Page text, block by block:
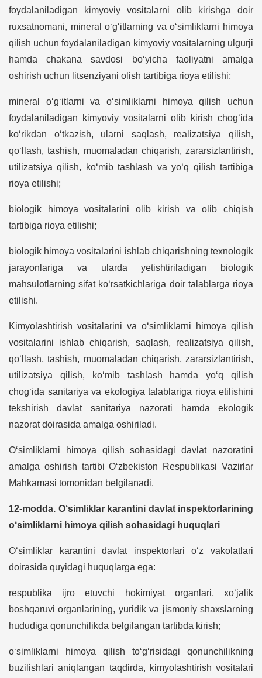
foydalaniladigan kimyoviy vositalarni olib kirishga doir
ruxsatnomani, mineral o‘g‘itlarning va o‘simliklarni himoya
qilish uchun foydalaniladigan kimyoviy vositalarning ulgurji
hamda chakana savdosi bo‘yicha faoliyatni amalga
oshirish uchun litsenziyani olish tartibiga rioya etilishi;
mineral o‘g‘itlarni va o‘simliklarni himoya qilish uchun
foydalaniladigan kimyoviy vositalarni olib kirish chog‘ida
ko‘rikdan o‘tkazish, ularni saqlash, realizatsiya qilish,
qo‘llash, tashish, muomaladan chiqarish, zararsizlantirish,
utilizatsiya qilish, ko‘mib tashlash va yo‘q qilish tartibiga
rioya etilishi;
biologik himoya vositalarini olib kirish va olib chiqish
tartibiga rioya etilishi;
biologik himoya vositalarini ishlab chiqarishning texnologik
jarayonlariga va ularda yetishtiriladigan biologik
mahsulotlarning sifat ko‘rsatkichlariga doir talablarga rioya
etilishi.
Kimyolashtirish vositalarini va o‘simliklarni himoya qilish
vositalarini ishlab chiqarish, saqlash, realizatsiya qilish,
qo‘llash, tashish, muomaladan chiqarish, zararsizlantirish,
utilizatsiya qilish, ko‘mib tashlash hamda yo‘q qilish
chog‘ida sanitariya va ekologiya talablariga rioya etilishini
tekshirish davlat sanitariya nazorati hamda ekologik
nazorat doirasida amalga oshiriladi.
O‘simliklarni himoya qilish sohasidagi davlat nazoratini
amalga oshirish tartibi O‘zbekiston Respublikasi Vazirlar
Mahkamasi tomonidan belgilanadi.
12-modda. O‘simliklar karantini davlat inspektorlarining
o‘simliklarni himoya qilish sohasidagi huquqlari
O‘simliklar karantini davlat inspektorlari o‘z vakolatlari
doirasida quyidagi huquqlarga ega:
respublika ijro etuvchi hokimiyat organlari, xo‘jalik
boshqaruvi organlarining, yuridik va jismoniy shaxslarning
hududiga qonunchilikda belgilangan tartibda kirish;
o‘simliklarni himoya qilish to‘g‘risidagi qonunchilikning
buzilishlari aniqlangan taqdirda, kimyolashtirish vositalari